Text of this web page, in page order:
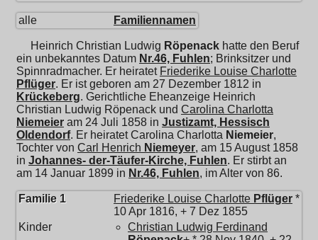
alle Familiennamen
Heinrich Christian Ludwig Röpenack hatte den Beruf
ein unbekanntes Datum Nr.46, Fuhlen; Brinksitzer und
Spinnradmacher. Er heiratet Friederike Louise Charlotte
Pflüger. Er ist geboren am 27 Dezember 1812 in
Krückeberg. Gerichtliche Eheanzeige Heinrich
Christian Ludwig Röpenack und Carolina Charlotta
Niemeier am 24 Juli 1858 in Justizamt, Hessisch
Oldendorf. Er heiratetCarolina Charlotta Niemeier,
Tochter von Carl Henrich Niemeyer, am 15 August 1858
in Johannes- der-Täufer-Kirche, Fuhlen. Er stirbt an
am 14 Januar 1899 in Nr.46, Fuhlen, im Alter von 86.
Familie 1 Friederike Louise Charlotte Pflüger *
10 Apr 1816, + 7 Dez 1855
Kinder
Christian Ludwig Ferdinand